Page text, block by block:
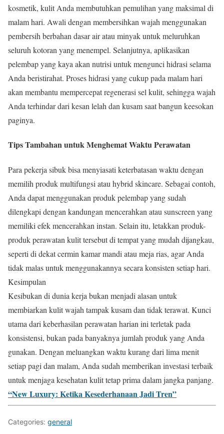
kosmetik, kulit Anda membutuhkan pemulihan yang maksimal di
malam hari. Awali dengan membersihkan wajah menggunakan
pembersih berbahan dasar air atau minyak untuk meluruhkan
seluruh kotoran yang menempel. Selanjutnya, aplikasikan
pelembap yang kaya akan nutrisi untuk mengunci hidrasi selama
Anda beristirahat. Proses hidrasi yang cukup pada malam hari
akan membantu mempercepat regenerasi sel kulit, sehingga wajah
Anda terhindar dari kesan lelah dan kusam saat bangun keesokan
paginya.
Tips Tambahan untuk Menghemat Waktu Perawatan
Para pekerja sibuk bisa menyiasati keterbatasan waktu dengan
memilih produk multifungsi atau hybrid skincare. Sebagai contoh,
Anda dapat menggunakan produk pelembap yang sudah
dilengkapi dengan kandungan mencerahkan atau sunscreen yang
memiliki efek mencerahkan instan. Selain itu, letakkan produk-
produk perawatan kulit tersebut di tempat yang mudah dijangkau,
seperti di dekat cermin kamar mandi atau meja rias, agar Anda
tidak malas untuk menggunakannya secara konsisten setiap hari.
Kesimpulan
Kesibukan di dunia kerja bukan menjadi alasan untuk
membiarkan kulit wajah tampak kusam dan tidak terawat. Kunci
utama dari keberhasilan perawatan harian ini terletak pada
konsistensi, bukan pada banyaknya jumlah produk yang Anda
gunakan. Dengan meluangkan waktu kurang dari lima menit
setiap pagi dan malam, Anda sudah memberikan investasi terbaik
untuk menjaga kesehatan kulit tetap prima dalam jangka panjang.
“New Luxury: Ketika Kesederhanaan Jadi Tren”
Categories: general